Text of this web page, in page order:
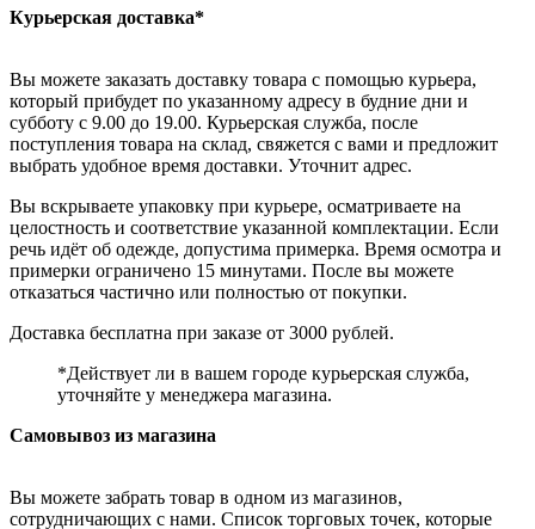
Курьерская доставка*
Вы можете заказать доставку товара с помощью курьера,
который прибудет по указанному адресу в будние дни и
субботу с 9.00 до 19.00. Курьерская служба, после
поступления товара на склад, свяжется с вами и предложит
выбрать удобное время доставки. Уточнит адрес.
Вы вскрываете упаковку при курьере, осматриваете на
целостность и соответствие указанной комплектации. Если
речь идёт об одежде, допустима примерка. Время осмотра и
примерки ограничено 15 минутами. После вы можете
отказаться частично или полностью от покупки.
Доставка бесплатна при заказе от 3000 рублей.
*Действует ли в вашем городе курьерская служба,
уточняйте у менеджера магазина.
Самовывоз из магазина
Вы можете забрать товар в одном из магазинов,
сотрудничающих с нами. Список торговых точек, которые